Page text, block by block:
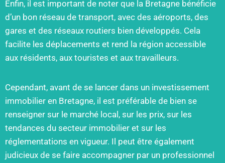
Enfin, il est important de noter que la Bretagne bénéficie
d’un bon réseau de transport, avec des aéroports, des
gares et des réseaux routiers bien développés. Cela
facilite les déplacements et rend la région accessible
aux résidents, aux touristes et aux travailleurs.
Cependant, avant de se lancer dans un investissement
immobilier en Bretagne, il est préférable de bien se
renseigner sur le marché local, sur les prix, sur les
tendances du secteur immobilier et sur les
réglementations en vigueur. Il peut être également
judicieux de se faire accompagner par un professionnel